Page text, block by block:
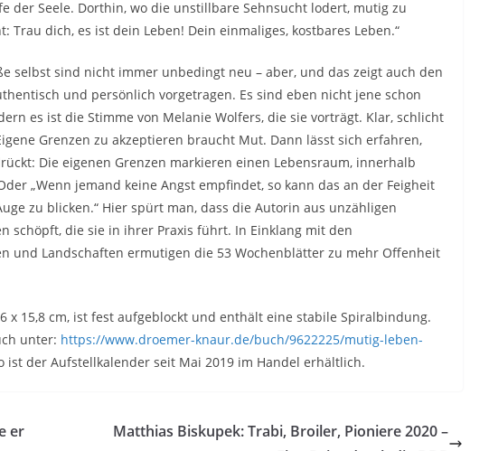
der Seele. Dorthin, wo die unstillbare Sehnsucht lodert, mutig zu
Trau dich, es ist dein Leben! Dein einmaliges, kostbares Leben.“
selbst sind nicht immer unbedingt neu – aber, und das zeigt auch den
und persönlich vorgetragen. Es sind eben nicht jene schon
es ist die Stimme von Melanie Wolfers, die sie vorträgt. Klar, schlicht
Grenzen zu akzeptieren braucht Mut. Dann lässt sich erfahren,
Die eigenen Grenzen markieren einen Lebensraum, innerhalb
„Wenn jemand keine Angst empfindet, so kann das an der Feigheit
zu blicken.“ Hier spürt man, dass die Autorin aus unzähligen
schöpft, die sie in ihrer Praxis führt. In Einklang mit den
und Landschaften ermutigen die 53 Wochenblätter zu mehr Offenheit
x 15,8 cm, ist fest aufgeblockt und enthält eine stabile Spiralbindung.
unter: https://www.droemer-knaur.de/buch/9622225/mutig-leben-
ist der Aufstellkalender seit Mai 2019 im Handel erhältlich.
er
Matthias Biskupek: Trabi, Broiler, Pioniere 2020 –